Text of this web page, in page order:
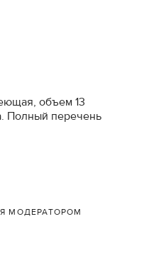
объем 13
Полный перечень
МОДЕРАТОРОМ